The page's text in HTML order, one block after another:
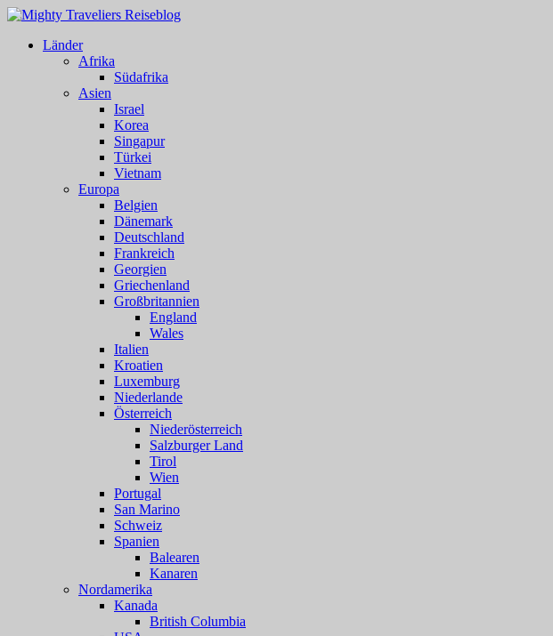
Länder
Afrika
Südafrika
Asien
Israel
Korea
Singapur
Türkei
Vietnam
Europa
Belgien
Dänemark
Deutschland
Frankreich
Georgien
Griechenland
Großbritannien
England
Wales
Italien
Kroatien
Luxemburg
Niederlande
Österreich
Niederösterreich
Salzburger Land
Tirol
Wien
Portugal
San Marino
Schweiz
Spanien
Balearen
Kanaren
Nordamerika
Kanada
British Columbia